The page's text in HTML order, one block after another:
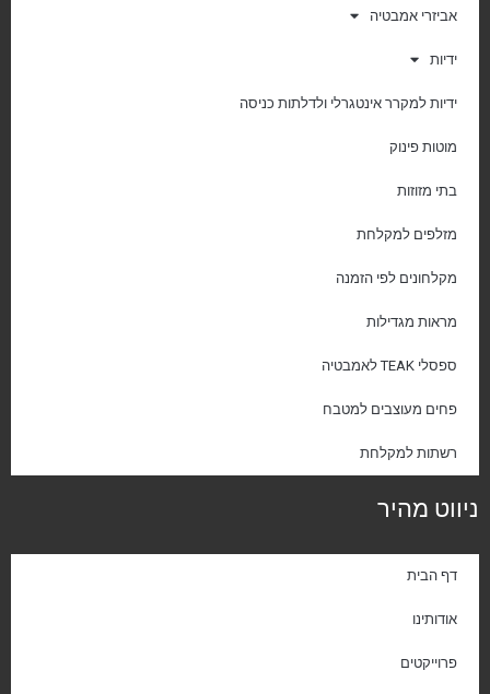
אביזרי אמבטיה
ידיות
ידיות למקרר אינטגרלי ולדלתות כניסה
מוטות פינוק
בתי מזוזות
מזלפים למקלחת
מקלחונים לפי הזמנה
מראות מגדילות
ספסלי TEAK לאמבטיה
פחים מעוצבים למטבח
רשתות למקלחת
ניווט מהיר
דף הבית
אודותינו
פרוייקטים